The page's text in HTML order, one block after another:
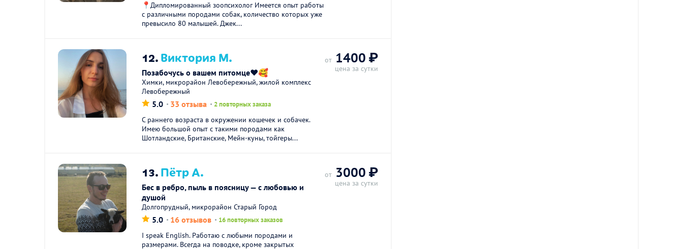
📍Дипломированный зоопсихолог Имеется опыт работы
с различными породами собак, количество которых уже
превысило 80 малышей. Джек...
12.Виктория М.
Позабочусь о вашем питомце❤️🥰
Химки, микрорайон Левобережный, жилой комплекс
Левобережный
5.0 33 отзыва 2 повторных заказа
С раннего возраста в окружении кошечек и собачек.
Имею большой опыт с такими породами как
Шотландские, Британские, Мейн-куны, тойгеры...
от 1400 ₽
цена за сутки
13.Пётр А.
Бес в ребро, пыль в поясницу — с любовью и
душой
Долгопрудный, микрорайон Старый Город
5.0 16 отзывов 16 повторных заказов
I speak English. Работаю с любыми породами и
размерами. Всегда на поводке, кроме закрытых
от 3000 ₽
цена за сутки